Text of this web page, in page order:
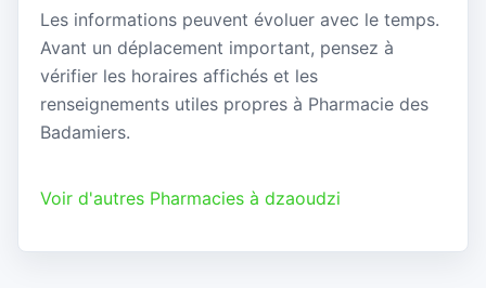
Les informations peuvent évoluer avec le temps.
Avant un déplacement important, pensez à
vérifier les horaires affichés et les
renseignements utiles propres à Pharmacie des
Badamiers.
Voir d'autres Pharmacies à dzaoudzi